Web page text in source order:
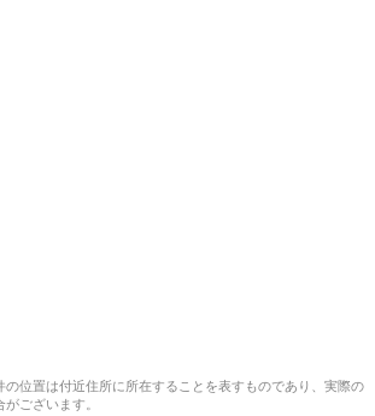
位置は付近住所に所在することを表すものであり、実際の
ございます。